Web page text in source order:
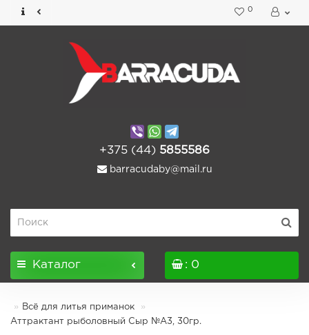
0
+375 (44) 5855586
barracudaby@mail.ru
Каталог : 0
Всё для литья приманок
Аттрактант рыболовный Сыр №А3, 30гр.